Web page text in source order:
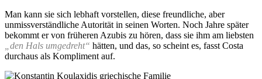
Man kann sie sich lebhaft vorstellen, diese freundliche, aber
unmissverständliche Autorität in seinen Worten. Noch Jahre später
bekommt er von früheren Azubis zu hören, dass sie ihm am liebsten
„den Hals umgedreht“ hätten, und das, so scheint es, fasst Costa
durchaus als Kompliment auf.